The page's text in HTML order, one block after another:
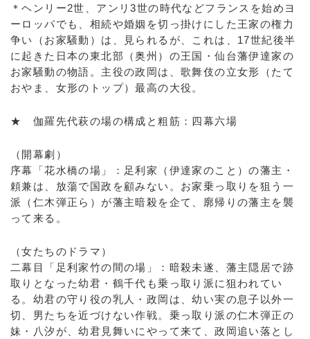
＊ヘンリー2世、アンリ3世の時代などフランスを始めヨ
ーロッパでも、相続や婚姻を切っ掛けにした王家の権力
争い（お家騒動）は、見られるが、これは、17世紀後半
に起きた日本の東北部（奥州）の王国・仙台藩伊達家の
お家騒動の物語。主役の政岡は、歌舞伎の立女形（たて
おやま、女形のトップ）最高の大役。
★ 伽羅先代萩の場の構成と粗筋：四幕六場
（開幕劇）
序幕「花水橋の場」：足利家（伊達家のこと）の藩主・
頼兼は、放蕩で国政を顧みない。お家乗っ取りを狙う一
派（仁木弾正ら）が藩主暗殺を企て、廓帰りの藩主を襲
って来る。
（女たちのドラマ）
二幕目「足利家竹の間の場」：暗殺未遂、藩主隠居で跡
取りとなった幼君・鶴千代も乗っ取り派に狙われてい
る。幼君の守り役の乳人・政岡は、幼い実の息子以外一
切、男たちを近づけない作戦。乗っ取り派の仁木弾正の
妹・八汐が、幼君見舞いにやって来て、政岡追い落とし